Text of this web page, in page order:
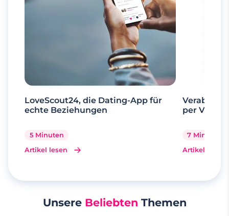
LoveScout24, die Dating-App für
echte Beziehungen
5 Minuten
Artikel lesen
per
7 Minuten
Artikel lesen
Unsere Beliebten Themen